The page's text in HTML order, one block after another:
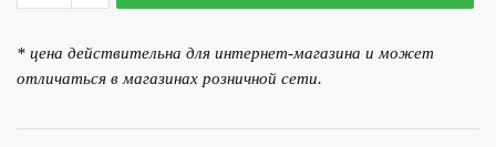
Муфта
НР
под
* цена действительна для интернет-магазина и может
отличаться в магазинах розничной сети.